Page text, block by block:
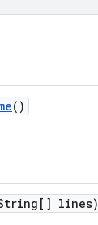
()
lines)